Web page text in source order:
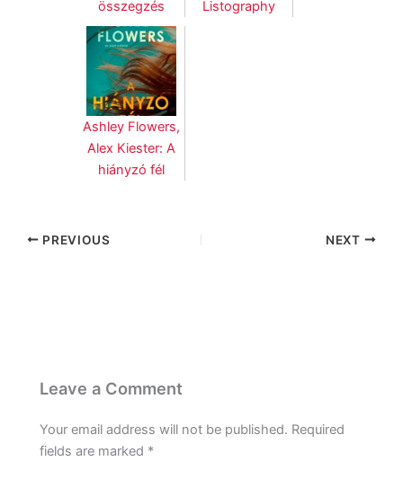
összegzés
Listography
Ashley Flowers,
Alex Kiester: A
hiányzó fél
PREVIOUS NEXT
Leave a Comment
Your email address will not be published. Required
fields are marked *